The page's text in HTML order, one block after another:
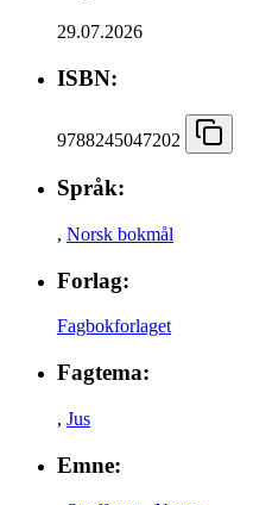
29.07.2026
ISBN:
9788245047202
Språk:
, Norsk bokmål
Forlag:
Fagbokforlaget
Fagtema:
, Jus
Emne: